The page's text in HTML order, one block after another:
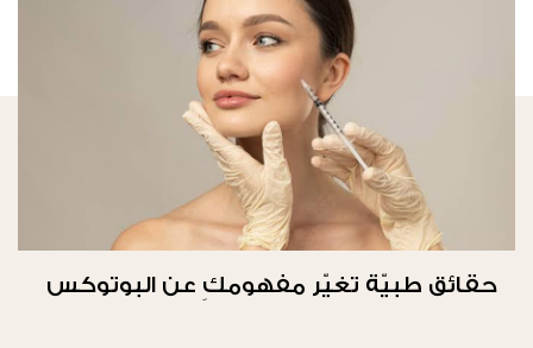
حقائق طبيّة تغيّر مفهومكِ عن البوتوكس